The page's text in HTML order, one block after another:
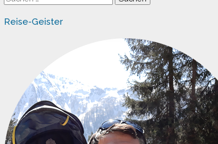
Frühling
nach:
Reise-Geister